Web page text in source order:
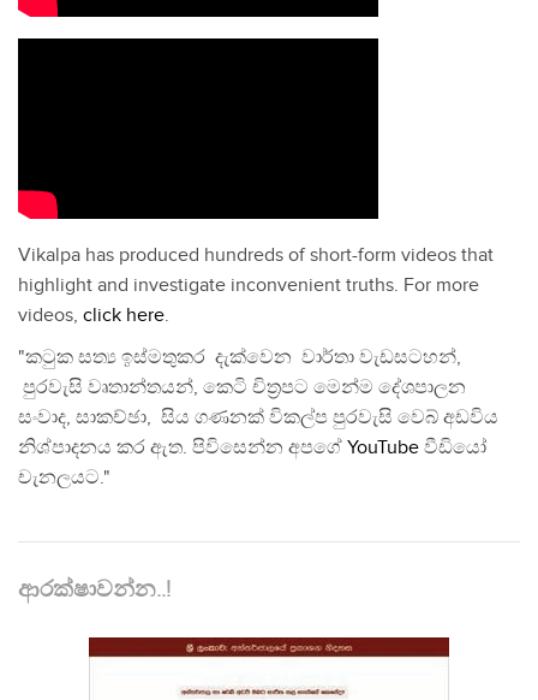
Vikalpa has produced hundreds of short-form videos that
highlight and investigate inconvenient truths. For more
videos, click here.
"කටුක සත්‍ය ඉස්මතුකර දැක්වෙන වාර්තා වැඩසටහන්,
පුරවැසි වෘතාන්තයන්, කෙටි චිත්‍රපට මෙන්ම දේශපාලන
සංවාද, සාකච්ඡා, සිය ගණනක් විකල්ප පුරවැසි වෙබ් අඩවිය
නිශ්පාදනය කර ඇත. පිවිසෙන්න අපගේ YouTube වීඩියෝ
චැනලයට."
ආරක්ෂාවන්න..!